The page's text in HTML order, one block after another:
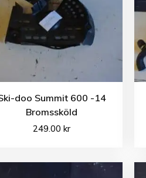
doo Summit 600 -14
Bromssköld
249.00kr